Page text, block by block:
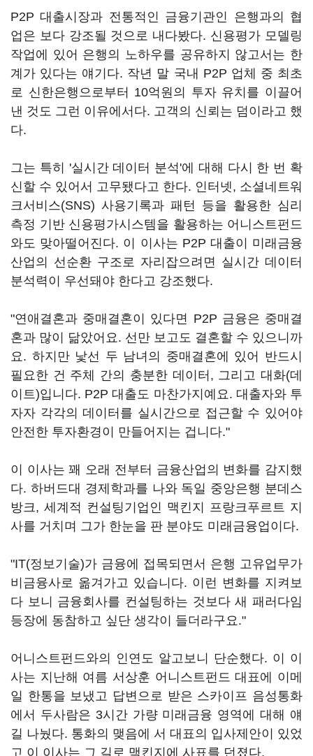
P2P 대출시장과 전통적인 금융기관인 은행과의 협
업은 보다 강조될 것으로 내다봤다. 신용평가 모델링
작업에 있어 은행의 노하우를 공유하지 않고서는 한
계가 있다는 얘기다. 작년 말 국내 P2P 업체 중 최초
로 신한은행으로부터 10억원의 투자 유치를 이끌어
낸 것도 그런 이유에서다. 고객의 신뢰는 덤이라고 했
다.
그는 특히 '실시간 데이터 분석'에 대해 다시 한 번 확
신할 수 있어서 고무됐다고 한다. 인터넷, 소셜네트워
크서비스(SNS) 사용기록과 패턴 등을 활용한 심리
측정 기반 신용평가시스템을 활용하는 어니스트펀드
와도 맞아떨어진다. 이 이사는 P2P 대출이 미래금융
산업의 선순환 구조로 자리잡으려면 실시간 데이터
분석력이 우선돼야 한다고 강조했다.
"연애결혼과 중매결혼이 있다면 P2P 금융은 중매결
혼과 많이 닮았어요. 선만 보고도 결혼할 수 있으니까
요. 하지만 낯선 두 남녀의 중매결혼에 있어 반드시
필요한 건 주체 간의 충분한 데이터, 그리고 대화(데
이트)입니다. P2P 대출도 마찬가지예요. 대출자와 투
자자 각각의 데이터를 실시간으로 접근할 수 있어야
안전한 투자환경이 만들어지는 겁니다."
이 이사는 꽤 오래 전부터 금융산업의 변화를 감지했
다. 하버드대 경제학과를 나와 독일 중앙은행 분데스
방크, 세계적 컨설팅기업인 맥킨지 프랑크푸르트 지
사를 거치며 그가 한눈을 판 분야도 미래금융업이다.
"IT(정보기술)가 금융에 접목되면서 은행 고유업무가
비금융사로 옮겨가고 있습니다. 이런 변화를 지켜보
다 보니 금융회사를 컨설팅하는 것보다 새 패러다임
등장에 동참하고 싶단 생각이 들더라구요."
어니스트펀드와의 인연도 알고보니 단순했다. 이 이
사는 지난해 여름 서상훈 어니스트펀드 대표에 이메
일 한통을 보냈고 답변으로 받은 스카이프 음성통화
에서 두사람은 3시간 가량 미래금융 영역에 대해 얘
길 나눴다. 통화의 맺음에 서 대표의 입사제안이 있었
고 이 이사는 그 길로 맥킨지에 사표를 던졌다.